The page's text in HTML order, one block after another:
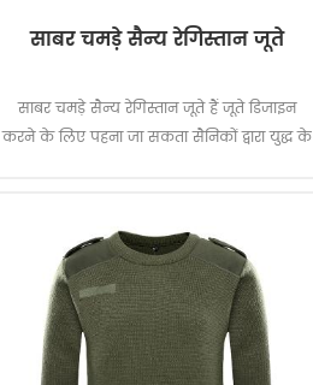
साबर चमड़े सैन्य रेगिस्तान जूते
साबर चमड़े सैन्य रेगिस्तान जूते हैं जूते डिजाइन
करने के लिए पहना जा सकता सैनिकों द्वारा युद्ध के